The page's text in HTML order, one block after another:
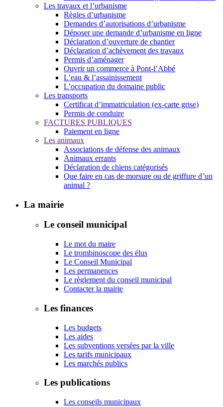
Les travaux et l’urbanisme
Règles d’urbanisme
Demandes d’autorisations d’urbanisme
Déposer une demande d’urbanisme en ligne
Déclaration d’ouverture de chantier
Déclaration d’achèvement des travaux
Permis d’aménager
Ouvrir un commerce à Pont-l’Abbé
L’eau & l’assainissement
L’occupation du domaine public
Les transports
Certificat d’immatriculation (ex-carte grise)
Permis de conduire
FACTURES PUBLIQUES
Paiement en ligne
Les animaux
Associations de défense des animaux
Animaux errants
Déclaration de chiens catégorisés
Que faire en cas de morsure ou de griffure d’un
animal ?
La mairie
Le conseil municipal
Le mot du maire
Le trombinoscope des élus
Le Conseil Municipal
Les permanences
Le règlement du conseil municipal
Contacter la mairie
Les finances
Les budgets
Les aides
Les subventions versées par la ville
Les tarifs municipaux
Les marchés publics
Les publications
Les conseils municipaux